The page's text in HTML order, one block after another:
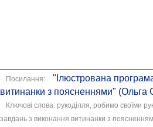
Посилання:
"Ілюстрована
витинанки з поясненнями" (Ольга
Ключові слова: рукоділля, робимо своїми
завдань з виконання витинанки з